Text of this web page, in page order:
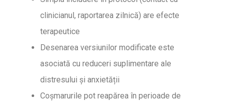
clinicianul, raportarea zilnică) are efecte
terapeutice
Desenarea versiunilor modificate este
asociată cu reduceri suplimentare ale
distresului și anxietății
Coșmarurile pot reapărea în perioade de